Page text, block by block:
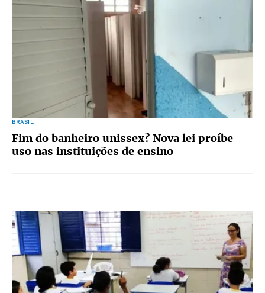
BRASIL
Fim do banheiro unissex? Nova lei proíbe
uso nas instituições de ensino